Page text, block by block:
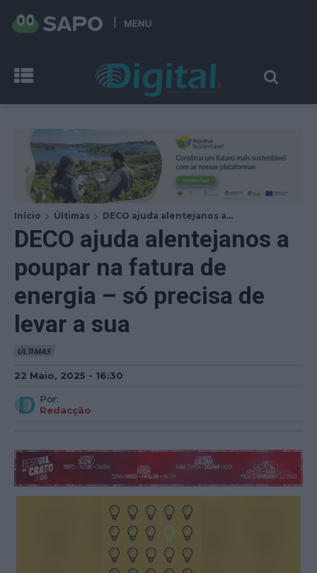
MENU
Início Últimas DECO ajuda alentejanos a...
DECO ajuda alentejanos a
poupar na fatura de
energia – só precisa de
levar a sua
ÚLTIMAS
22 Maio, 2025 - 16:30
Por:
Redacção